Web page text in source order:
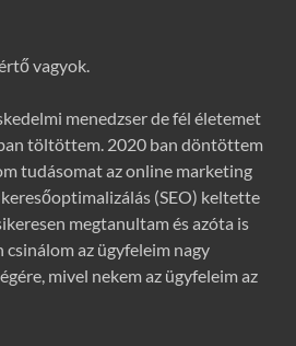
vagyok.
menedzser de fél életemet
töltöttem. 2020 ban döntöttem
tudásomat az online marketing
(SEO) keltette
megtanultam és azóta is
az ügyfeleim nagy
mivel nekem az ügyfeleim az